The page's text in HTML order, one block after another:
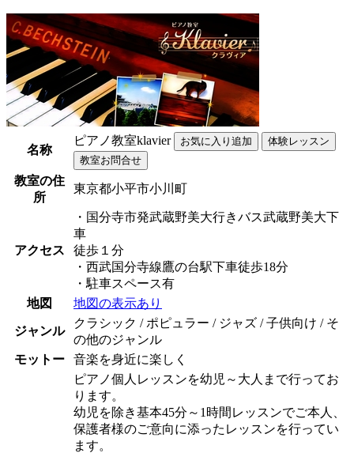
名称
ピアノ教室klavier
教室の住
所
東京都小平市小川町
アクセス
・国分寺市発武蔵野美大行きバス武蔵野美大下
車
徒歩１分
・西武国分寺線鷹の台駅下車徒歩18分
・駐車スペース有
地図
地図の表示あり
ジャンル
クラシック / ポピュラー / ジャズ / 子供向け / そ
の他のジャンル
モットー
音楽を身近に楽しく
ピアノ個人レッスンを幼児～大人まで行ってお
ります。
幼児を除き基本45分～1時間レッスンでご本人、
保護者様のご意向に添ったレッスンを行ってい
ます。